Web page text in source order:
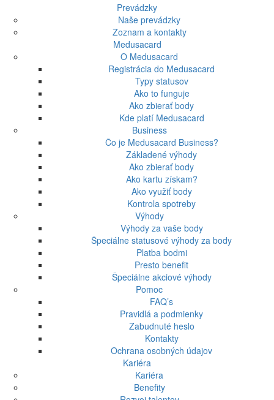
Prevádzky
Naše prevádzky
Zoznam a kontakty
Medusacard
O Medusacard
Registrácia do Medusacard
Typy statusov
Ako to funguje
Ako zbierať body
Kde platí Medusacard
Business
Čo je Medusacard Business?
Základené výhody
Ako zbierať body
Ako kartu získam?
Ako využiť body
Kontrola spotreby
Výhody
Výhody za vaše body
Špeciálne statusové výhody za body
Platba bodmi
Presto benefit
Špeciálne akciové výhody
Pomoc
FAQ’s
Pravidlá a podmienky
Zabudnuté heslo
Kontakty
Ochrana osobných údajov
Kariéra
Kariéra
Benefity